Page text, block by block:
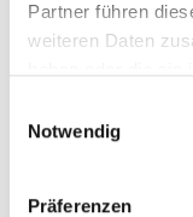
Partner führen
weiteren Daten
Notwendig
Präferenzen